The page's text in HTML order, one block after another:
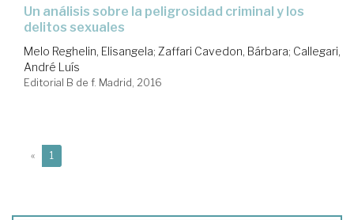
un análisis sobre la peligrosidad criminal y los
delitos sexuales
Melo Reghelin, Elisangela; Zaffari Cavedon, Bárbara; Callegari,
André Luís
Editorial B de f. Madrid, 2016
« 1